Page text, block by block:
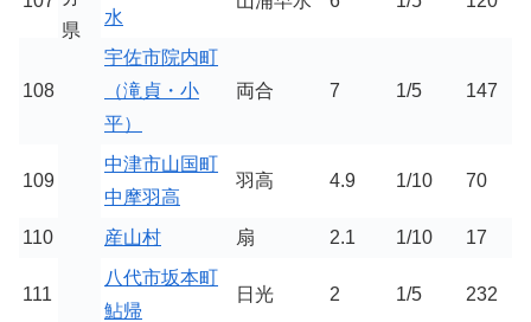
県
水
108
宇佐市院内町
（滝貞・小
平）
両合 7 1/5 147
109
中津市山国町
中摩羽高
羽高 4.9 1/10 70
110 産山村 扇 2.1 1/10 17
111
八代市坂本町
鮎帰
日光 2 1/5 232